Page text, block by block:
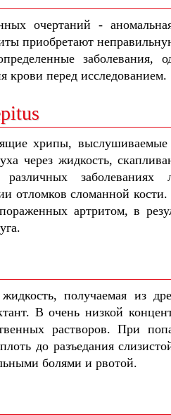
очертаний -
приобретают
заболевания,
крови перед исследованием.
хрипы, выслушиваемые
через жидкость,
различных
отломков сломанной
артритом, в
получаемая из
В очень низкой
растворов. При
до разъедания
болями и рвотой.